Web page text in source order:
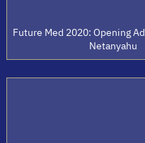
Future Med 2020: Opening
Netanyahu